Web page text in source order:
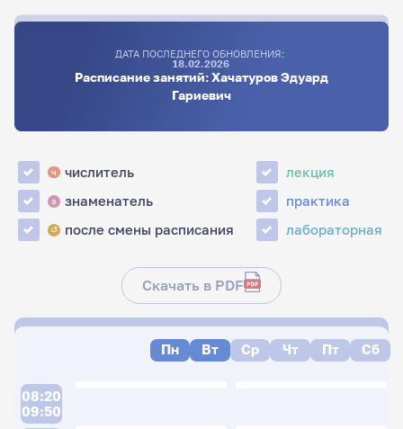
ДАТА ПОСЛЕДНЕГО ОБНОВЛЕНИЯ:
18.02.2026
Расписание занятий: Хачатуров Эдуард
Гариевич
ч числитель
з знаменатель
↺ после смены расписания
лекция
практика
лабораторная
Скачать в PDF
Пн Вт Ср Чт Пт Сб
08:20
09:50